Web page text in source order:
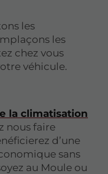
les
les
chez vous
véhicule.
la climatisation
nous faire
d’une
sans
au Moule ou